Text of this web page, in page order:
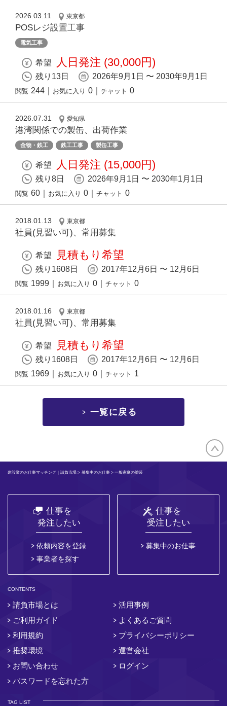
2026.03.11 東京都
POSレジ設置工事
電気工事
希望 人日発注 (30,000円)
残り13日 2026年9月1日 〜 2030年9月1日
閲覧 244 お気に入り 0 チャット 0
2026.07.31 愛知県
港湾関係での製缶、出荷作業
金物・鉄工 鉄工工事 製缶工事
希望 人日発注 (15,000円)
残り8日 2026年9月1日 〜 2030年1月1日
閲覧 60 お気に入り 0 チャット 0
2018.01.13 東京都
社員(見習い可)、常用募集
希望 見積もり希望
残り1608日 2017年12月6日 〜 12月6日
閲覧 1999 お気に入り 0 チャット 0
2018.01.16 東京都
社員(見習い可)、常用募集
希望 見積もり希望
残り1608日 2017年12月6日 〜 12月6日
閲覧 1969 お気に入り 0 チャット 1
一覧に戻る
建設業のお仕事マッチング｜請負市場 > 募集中のお仕事> 一般家庭の塗装
仕事を
発注したい
依頼内容を登録
事業者を探す
仕事を
受注したい
募集中のお仕事
CONTENTS
請負市場とは
活用事例
ご利用ガイド
よくあるご質問
利用規約
プライバシーポリシー
推奨環境
運営会社
お問い合わせ
ログイン
パスワードを忘れた方
TAG LIST